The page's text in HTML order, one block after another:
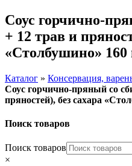
Соус горчично-
+ 12 трав и
«Столбушино» 160
Каталог » Консервация,
Соус горчично-пряный со
пряностей), без сахара
Поиск товаров
Поиск товаров
×